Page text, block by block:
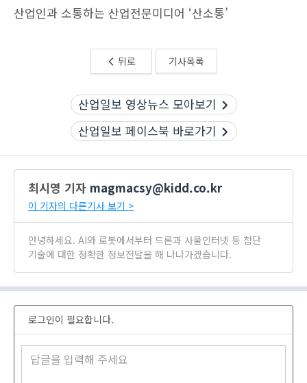
산업인과 소통하는 산업전문미디어 ‘산소통’
뒤로 기사목록
산업일보 영상뉴스 모아보기
산업일보 페이스북 바로가기
최시영 기자 magmacsy@kidd.co.kr
이 기자의 다른기사 보기 >
안녕하세요. AI와 로봇에서부터 드론과 사물인터넷 등 첨단
기술에 대한 정확한 정보전달을 해 나나가겠습니다.
로그인이 필요합니다.